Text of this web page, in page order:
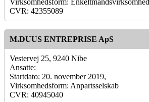
Virksomhedsform: Enkeltmandsvirksomhed
CVR: 42355089
M.DUUS ENTREPRISE ApS
Vestervej 25, 9240 Nibe
Ansatte:
Startdato: 20. november 2019,
Virksomhedsform: Anpartsselskab
CVR: 40945040